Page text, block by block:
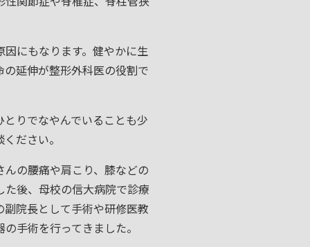
にもなります。健やかに生
延伸が整形外科医の役割で
りでなやんでいることも少
ださい。
の腰痛や肩こり、膝などの
後、母校の信大病院で診療
院長として手術や研修医教
手術を行ってきました。